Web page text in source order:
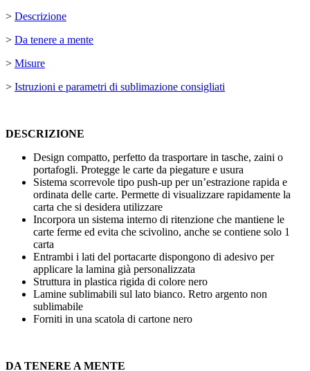
> Descrizione
> Da tenere a mente
> Misure
> Istruzioni e parametri di sublimazione consigliati
DESCRIZIONE
Design compatto, perfetto da trasportare in tasche, zaini o
portafogli. Protegge le carte da piegature e usura
Sistema scorrevole tipo push-up per un’estrazione rapida e
ordinata delle carte. Permette di visualizzare rapidamente la
carta che si desidera utilizzare
Incorpora un sistema interno di ritenzione che mantiene le
carte ferme ed evita che scivolino, anche se contiene solo 1
carta
Entrambi i lati del portacarte dispongono di adesivo per
applicare la lamina già personalizzata
Struttura in plastica rigida di colore nero
Lamine sublimabili sul lato bianco. Retro argento non
sublimabile
Forniti in una scatola di cartone nero
DA TENERE A MENTE